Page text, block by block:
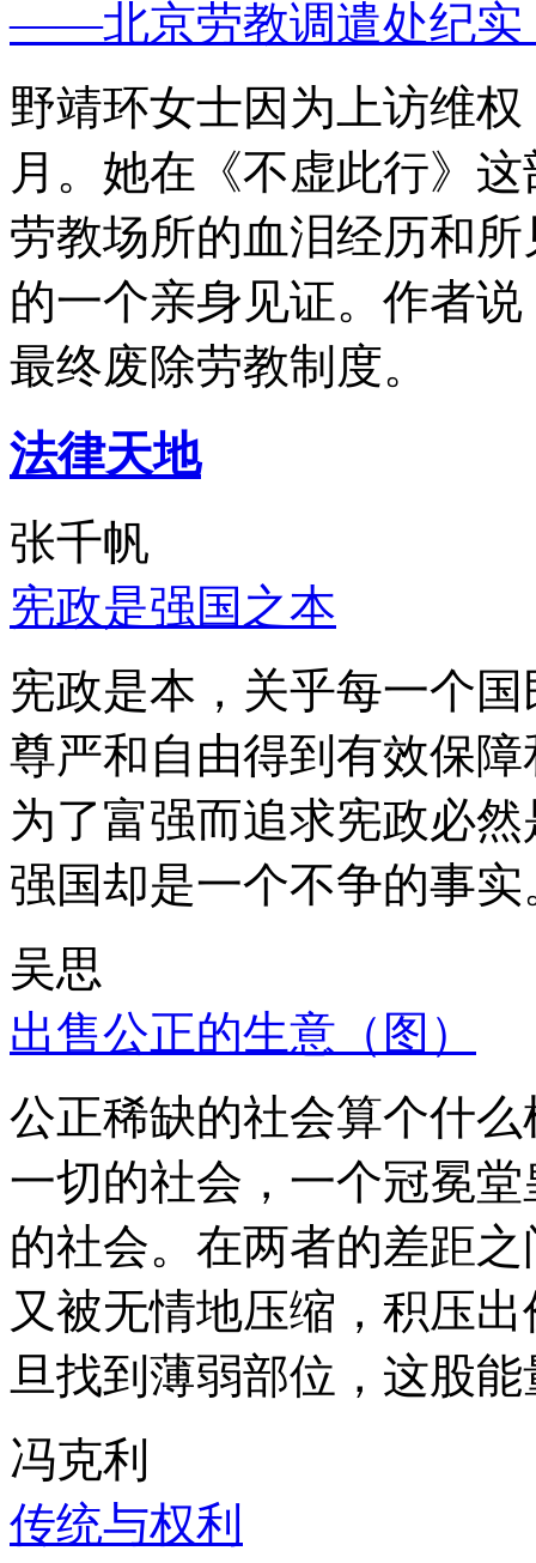
——北京劳教调遣处纪实
野靖环女士因为上访维
月。她在《不虚此行》
劳教场所的血泪经历和
的一个亲身见证。作者
最终废除劳教制度。
法律天地
张千帆
宪政是强国之本
宪政是本，关乎每一个
尊严和自由得到有效保
为了富强而追求宪政必
强国却是一个不争的事实
吴思
出售公正的生意（图）
公正稀缺的社会算个什
一切的社会，一个冠冕
的社会。在两者的差距
又被无情地压缩，积压
旦找到薄弱部位，这股
冯克利
传统与权利